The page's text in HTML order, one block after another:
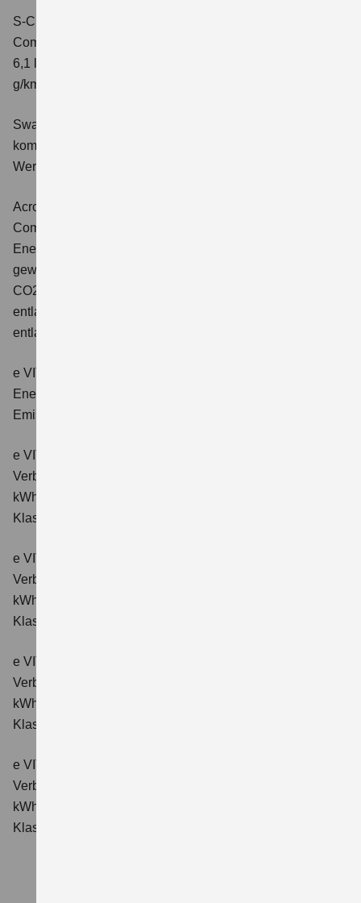
S-Cross 1.4 BOOSTERJET HYBRID ALLGRIP AT
Comfort+
6,1 l/100 km; kombinierter Wert der CO2-Emission: 141
g/km; CO2-Klasse: E
Swace 1.8 HYBRID CVT Comfort+
kombinierter Energieverbrauch 4,5 l/100km; kombinierter
Wert der CO2-Emission: 102 g/km; CO2-Klasse: C.
Across 2.5 PLUG-IN HYBRID CVT
Comfort+
Energieverbrauch: 17,1kWh/100km plus 1,0 l/100 km;
gewichtet kombinierter Wert der CO2-Emission: 22 g/km;
CO2-Klasse: B; kombinierter Kraftstoffverbrauch bei
entladener Batterie: 6,6 l/100km; CO2-Klasse (bei
entladener Batterie): E.
e VITARA eAxle Club (49 kWh-Batterie)
Energieverbrauch kombiniert: 14,9 kWh/100km; CO₂-
Emissionen kombiniert: 0 g/km; CO₂-Klasse: A.
e VITARA eAxle Comfort (61 kWh-Batterie)
Verbrauchswerte: Energieverbrauch kombiniert: 15,1
kWh/100km; CO₂-Emissionen kombiniert: 0 g/km; CO₂-
Klasse: A.
e VITARA eAxle ALLGRIP-e Comfort (61 kWh-Batterie)
Verbrauchswerte: Energieverbrauch kombiniert: 16,6
kWh/100km; CO₂-Emissionen kombiniert: 0 g/km; CO₂-
Klasse: A.
e VITARA eAxle Comfort+ (61 kWh-Batterie)
Verbrauchswerte: Energieverbrauch kombiniert: 15,1
kWh/100km; CO₂-Emissionen kombiniert: 0 g/km; CO₂-
Klasse: A.
e VITARA eAxle ALLGRIP-e Comfort+ (61 kWh-Batterie)
Verbrauchswerte: Energieverbrauch kombiniert: 16,6
kWh/100 km; CO₂-Emissionen kombiniert: 0 g/km; CO₂-
Klasse: A.